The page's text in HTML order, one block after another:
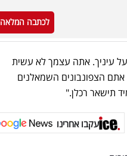
לכתבה המלאה
עיניך. אתה עצמך לא עשית
אתם הצפונבונים השמאלנים
תישאר רכלן."
עקבו אחרינו